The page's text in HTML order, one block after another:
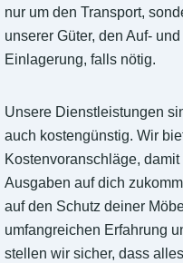
nur um den Transport,
unserer Güter, den Auf-
Einlagerung, falls nötig.
Unsere Dienstleistungen
auch kostengünstig. Wir
Kostenvoranschläge,
Ausgaben auf dich
auf den Schutz deiner
umfangreichen Erfahrung
stellen wir sicher, dass